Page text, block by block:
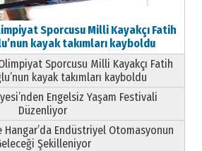
Sporcusu Milli Kayakçı Fatih
kayak takımları kayboldu
Sporcusu Milli Kayakçı Fatih
kayak takımları kayboldu
Engelsiz Yaşam Festivali
Düzenliyor
Endüstriyel Otomasyonun
Şekilleniyor